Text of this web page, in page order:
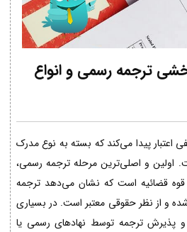
ترجمه رسمی و انواع
اعتبار پیدا می‌کند که بسته به نوع مدرک
اولین و اصلی‌ترین مرحله ترجمه رسمی،
قوه قضائیه است که نشان می‌دهد ترجمه
و از نظر حقوقی معتبر است. در بسیاری
و پذیرش ترجمه توسط نهادهای رسمی یا